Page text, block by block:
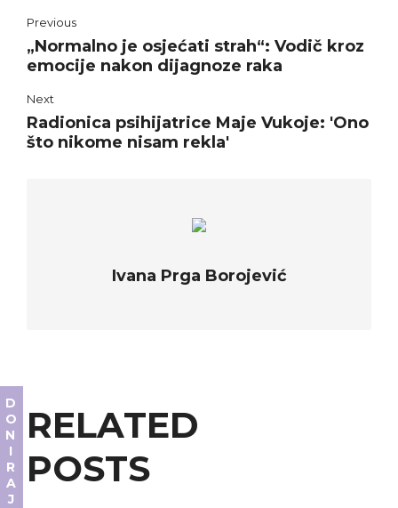
Previous
„Normalno je osjećati strah“: Vodič kroz
emocije nakon dijagnoze raka
Next
Radionica psihijatrice Maje Vukoje: 'Ono
što nikome nisam rekla'
Ivana Prga Borojević
RELATED
POSTS
DONIRAJ